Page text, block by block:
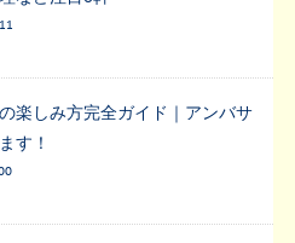
楽しみ方完全ガイド｜アンバサ
す！